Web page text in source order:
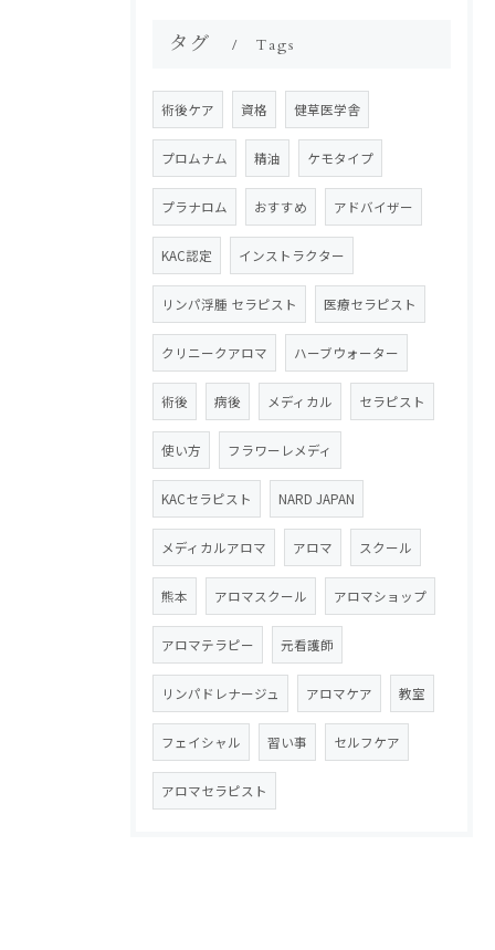
タグ Tags
術後ケア 資格 健草医学舎
プロムナム 精油 ケモタイプ
プラナロム おすすめ アドバイザー
KAC認定 インストラクター
リンパ浮腫 セラピスト 医療セラピスト
クリニークアロマ ハーブウォーター
術後 病後 メディカル セラピスト
使い方 フラワーレメディ
KACセラピスト NARD JAPAN
メディカルアロマ アロマ スクール
熊本 アロマスクール アロマショップ
アロマテラピー 元看護師
リンパドレナージュ アロマケア 教室
フェイシャル 習い事 セルフケア
アロマセラピスト